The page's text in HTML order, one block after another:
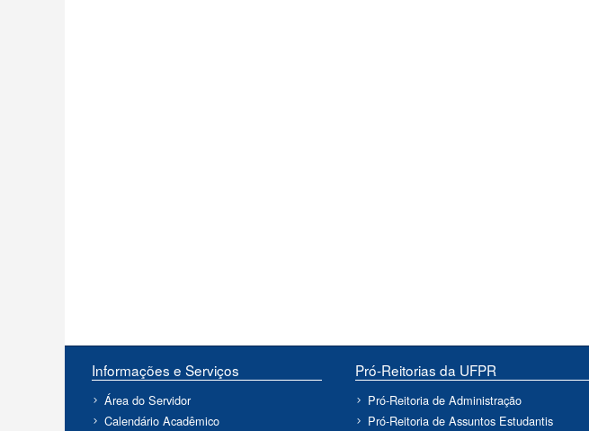
Informações e Serviços
Área do Servidor
Calendário Acadêmico
Pró-Reitorias da UFPR
Pró-Reitoria de Administração
Pró-Reitoria de Assuntos Estudantis